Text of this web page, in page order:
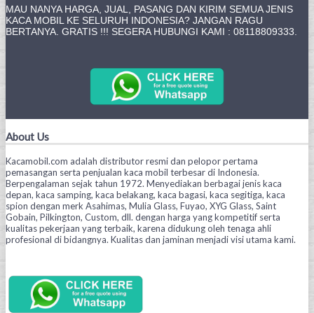
MAU NANYA HARGA, JUAL, PASANG DAN KIRIM SEMUA JENIS
KACA MOBIL KE SELURUH INDONESIA? JANGAN RAGU
BERTANYA. GRATIS !!! SEGERA HUBUNGI KAMI : 08118809333.
About Us
Kacamobil.com adalah distributor resmi dan pelopor pertama
pemasangan serta penjualan kaca mobil terbesar di Indonesia.
Berpengalaman sejak tahun 1972. Menyediakan berbagai jenis kaca
depan, kaca samping, kaca belakang, kaca bagasi, kaca segitiga, kaca
spion dengan merk Asahimas, Mulia Glass, Fuyao, XYG Glass, Saint
Gobain, Pilkington, Custom, dll. dengan harga yang kompetitif serta
kualitas pekerjaan yang terbaik, karena didukung oleh tenaga ahli
profesional di bidangnya. Kualitas dan jaminan menjadi visi utama kami.